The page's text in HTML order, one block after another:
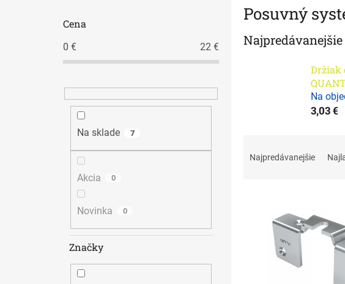
Cena
0 € 22 €
Na sklade 7
Akcia 0
Novinka 0
Značky
Posuvný
Najpredávanejšie
Držiak
Na
3,03 €
Najpredávanejšie